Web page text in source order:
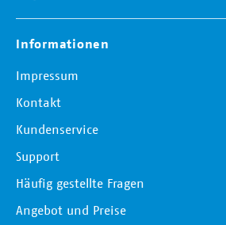
Informationen
Impressum
Kontakt
Kundenservice
Support
Häufig gestellte Fragen
Angebot und Preise